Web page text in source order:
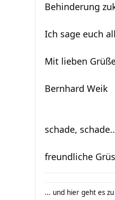
Behinderung
Ich sage euch
Mit lieben
Bernhard Weik
schade,
freundliche
... und hier geht es